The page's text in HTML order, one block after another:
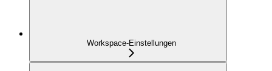
Workspace-Einstellungen